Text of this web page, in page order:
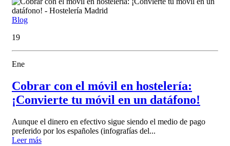
Blog
19
Ene
Cobrar con el móvil en hostelería:
¡Convierte tu móvil en un datáfono!
Aunque el dinero en efectivo sigue siendo el medio de pago
preferido por los españoles (infografías del...
Leer más